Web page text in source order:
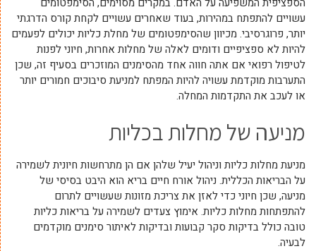
עשויים להתפתח במהירות, בעוד שאחרים עשויים לקחת קורס הדרגתי
יותר, פרוגרסיבי. מכיוון שהסימפטומים של מחלת כליות יכולים לפעמים
להיות לא ספציפיים ודומים לאלה של מחלות אחרות, חיוני לפנות
לטיפול רפואי אם אתה חווה אחד מהסימנים המוזכרים בסעיף זה, שכן
התערבות מוקדמת עשויה להיות המפתח למניעת סיבוכים חמורים יותר
או לעכב את התקדמות המחלה.
מניעה של מחלות בכליות
מניעת מחלות כליות וניהול יעיל שלהן אם הן מתרחשות חיונית לשמירה
על הבריאות הכללית. ניהול אורח חיים בריא הוא היבט בסיסי של
מניעה, שכן חיוני כדי לאזן את צריכת מזונות שעשויים לתרום
להתפתחות מחלות כליות. אימוץ צעדים לשמירה על בריאות כליות
טובה כולל בדיקות סקר קבועות ובדיקות לאיתור סימנים מוקדמים
לבעיה.